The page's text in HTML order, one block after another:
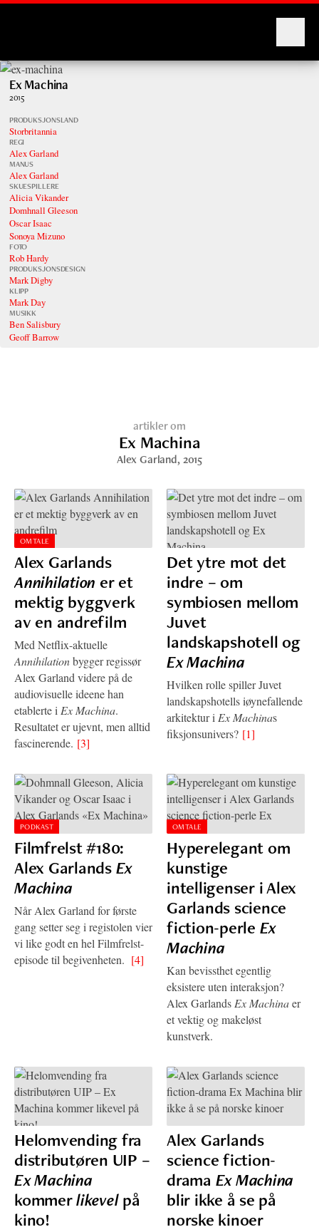
Ex Machina
2015
PRODUKSJONSLAND
Storbritannia
REGI
Alex Garland
MANUS
Alex Garland
SKUESPILLERE
Alicia Vikander
Domhnall Gleeson
Oscar Isaac
Sonoya Mizuno
FOTO
Rob Hardy
PRODUKSJONSDESIGN
Mark Digby
KLIPP
Mark Day
MUSIKK
Ben Salisbury
Geoff Barrow
artikler om
Ex Machina
Alex Garland, 2015
OMTALE
Alex Garlands
Annihilation er et
mektig byggverk
av en andrefilm
Med Netflix-aktuelle
Annihilationbygger regissør
Alex Garland videre på de
audiovisuelle ideene han
etablerte i Ex Machina.
Resultatet er ujevnt, men alltid
fascinerende. [3]
Det ytre mot det
indre – om
symbiosen mellom
Juvet
landskapshotell og
Ex Machina
Hvilken rolle spiller Juvet
landskapshotells iøynefallende
arkitektur i Ex Machinas
fiksjonsunivers? [1]
PODKAST
Filmfrelst #180:
Alex GarlandsEx
Machina
Når Alex Garland for første
gang setter seg i registolen vier
vi like godt en hel Filmfrelst-
episode til begivenheten. [4]
OMTALE
Hyperelegant om
kunstige
intelligenser i Alex
Garlands science
fiction-perle Ex
Machina
Kan bevissthet egentlig
eksistere uten interaksjon?
Alex Garlands Ex Machinaer
et vektig og makeløst
kunstverk.
Helomvending fra
distributøren UIP –
Ex Machina
kommerlikevelpå
kino!
Alex Garlands
science fiction-
drama Ex Machina
blir ikke å se på
norske kinoer